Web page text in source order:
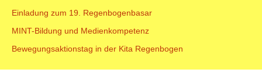
Einladung zum 19. Regenbogenbasar
MINT-Bildung und Medienkompetenz
Bewegungsaktionstag in der Kita Regenbogen